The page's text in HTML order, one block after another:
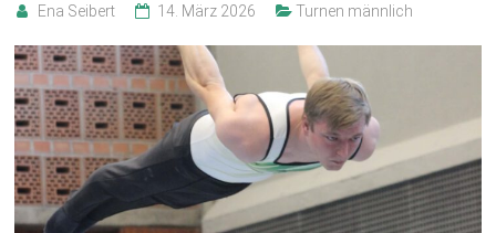
Ena Seibert 14. März 2026 Turnen männlich